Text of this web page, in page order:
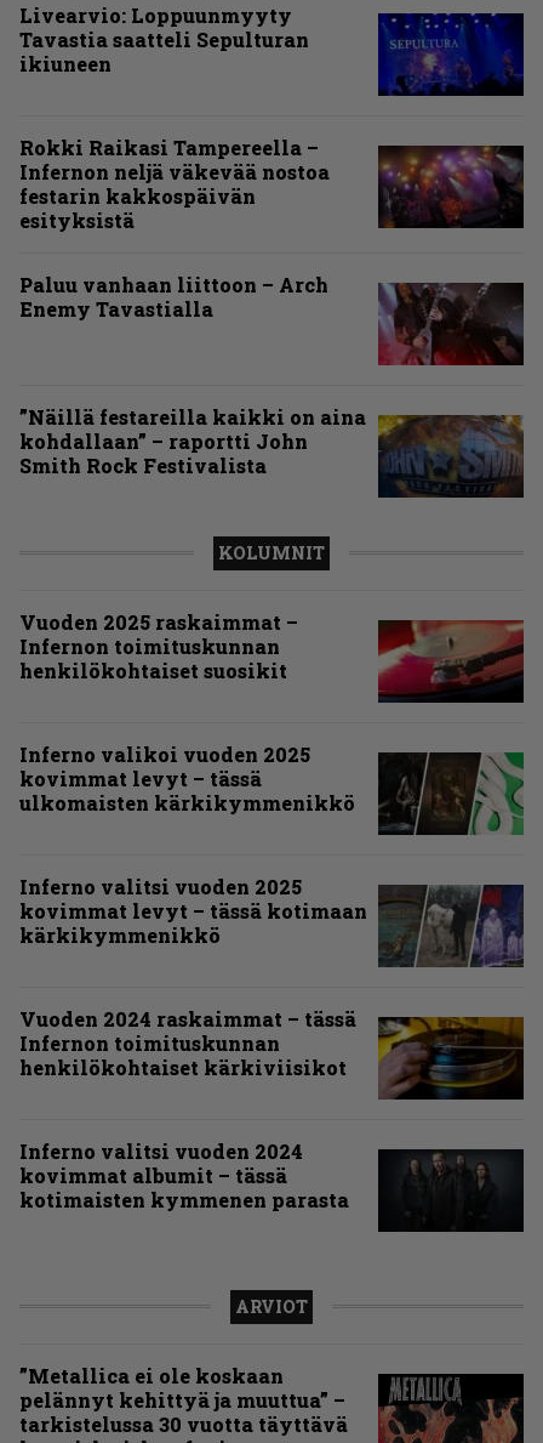
Livearvio: Loppuunmyyty
Tavastia saatteli Sepulturan
ikiuneen
Rokki Raikasi Tampereella –
Infernon neljä väkevää nostoa
festarin kakkospäivän
esityksistä
Paluu vanhaan liittoon – Arch
Enemy Tavastialla
”Näillä festareilla kaikki on aina
kohdallaan” – raportti John
Smith Rock Festivalista
KOLUMNIT
Vuoden 2025 raskaimmat –
Infernon toimituskunnan
henkilökohtaiset suosikit
Inferno valikoi vuoden 2025
kovimmat levyt – tässä
ulkomaisten kärkikymmenikkö
Inferno valitsi vuoden 2025
kovimmat levyt – tässä kotimaan
kärkikymmenikkö
Vuoden 2024 raskaimmat – tässä
Infernon toimituskunnan
henkilökohtaiset kärkiviisikot
Inferno valitsi vuoden 2024
kovimmat albumit – tässä
kotimaisten kymmenen parasta
ARVIOT
”Metallica ei ole koskaan
pelännyt kehittyä ja muuttua” –
tarkistelussa 30 vuotta täyttävä